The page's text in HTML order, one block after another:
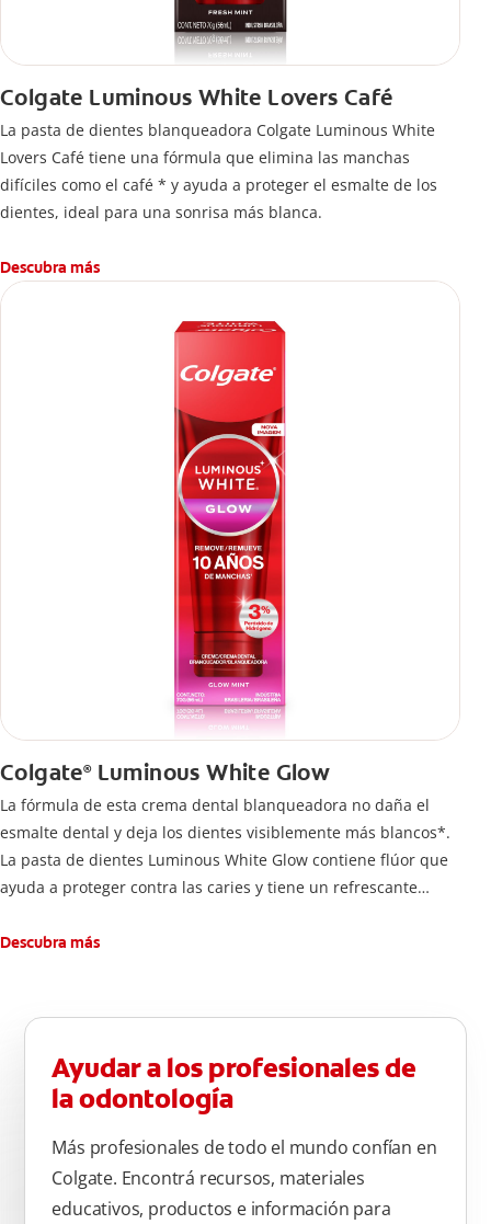
Colgate Luminous White Lovers Café
La pasta de dientes blanqueadora Colgate Luminous White
Lovers Café tiene una fórmula que elimina las manchas
difíciles como el café * y ayuda a proteger el esmalte de los
dientes, ideal para una sonrisa más blanca.
Descubra más
Colgate®Luminous White Glow
La fórmula de esta crema dental blanqueadora no daña el
esmalte dental y deja los dientes visiblemente más blancos*.
La pasta de dientes Luminous White Glow contiene flúor que
ayuda a proteger contra las caries y tiene un refrescante
Para una buena higiene bucal, cepíllese los dientes dos veces
-Remueve manchas profundas
-Seguro con el esmalte
-Anticaries
comida, al menos dos veces al día durante un minuto.
Enjuague bien después del cepillado. Se recomienda utilizar
un cepillo de dientes con cerdas suaves.
Descubra más
Ayudar a los profesionales de
la odontología
Más profesionales de todo el mundo confían en
Colgate. Encontrá recursos, materiales
educativos, productos e información para